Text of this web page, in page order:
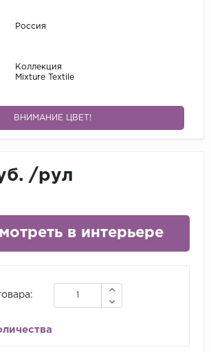
Россия
Коллекция
Mixture Textile
ВНИМАНИЕ ЦВЕТ!
/рул
в интерьере